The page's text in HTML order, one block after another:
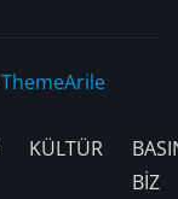
ThemeArile
KÜLTÜR
BİZ